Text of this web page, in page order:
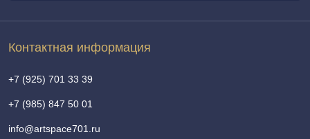
Контактная информация
+7 (925) 701 33 39
+7 (985) 847 50 01
info@artspace701.ru